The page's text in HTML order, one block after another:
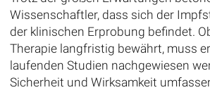
Wissenschaftler, dass sich der
der klinischen Erprobung befindet.
Therapie langfristig bewährt, muss
laufenden Studien nachgewiesen
Sicherheit und Wirksamkeit